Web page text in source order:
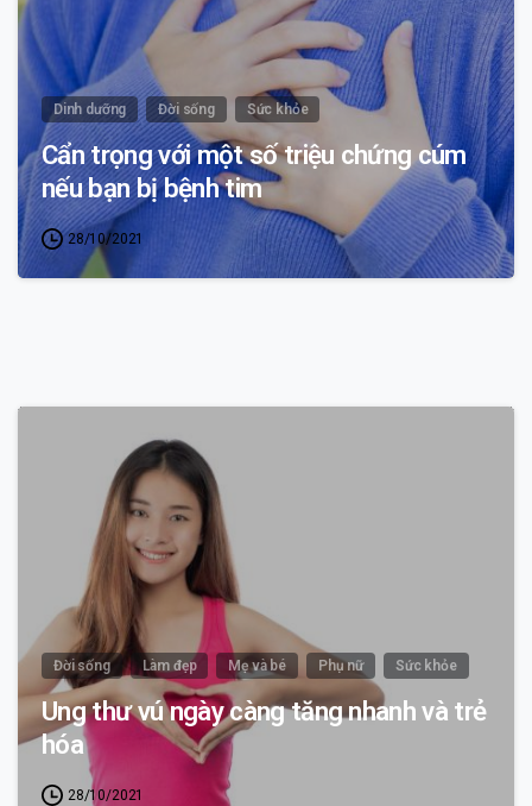
Dinh dưỡng Đời sống Sức khỏe
Cẩn trọng với một số triệu chứng cúm
nếu bạn bị bệnh tim
28/10/2021
Đời sống Làm đẹp Mẹ và bé Phụ nữ Sức khỏe
Ung thư vú ngày càng tăng nhanh và trẻ
hóa
28/10/2021